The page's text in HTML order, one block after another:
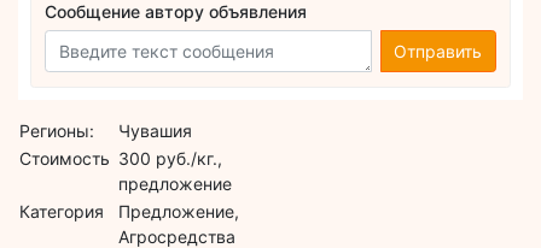
Сообщение автору объявления
Отправить
Регионы:
Чувашия
Стоимость 300 руб./кг.,
предложение
Категория
Предложение,
Агросредства